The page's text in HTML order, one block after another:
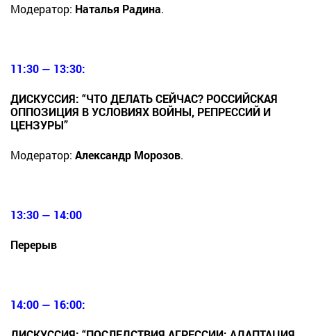
Модератор: Наталья Радина.
11:30 — 13:30:
ДИСКУССИЯ: “ЧТО ДЕЛАТЬ СЕЙЧАС? РОССИЙСКАЯ
ОППОЗИЦИЯ В УСЛОВИЯХ ВОЙНЫ, РЕПРЕССИЙ И
ЦЕНЗУРЫ”
Модератор: Александр Морозов.
13:30 — 14:00
Перерыв
14:00 — 16:00: